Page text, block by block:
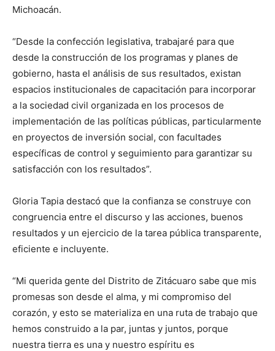
Michoacán.
“Desde la confección legislativa, trabajaré para que
desde la construcción de los programas y planes de
gobierno, hasta el análisis de sus resultados, existan
espacios institucionales de capacitación para incorporar
a la sociedad civil organizada en los procesos de
implementación de las políticas públicas, particularmente
en proyectos de inversión social, con facultades
específicas de control y seguimiento para garantizar su
satisfacción con los resultados”.
Gloria Tapia destacó que la confianza se construye con
congruencia entre el discurso y las acciones, buenos
resultados y un ejercicio de la tarea pública transparente,
eficiente e incluyente.
“Mi querida gente del Distrito de Zitácuaro sabe que mis
promesas son desde el alma, y mi compromiso del
corazón, y esto se materializa en una ruta de trabajo que
hemos construido a la par, juntas y juntos, porque
nuestra tierra es una y nuestro espíritu es